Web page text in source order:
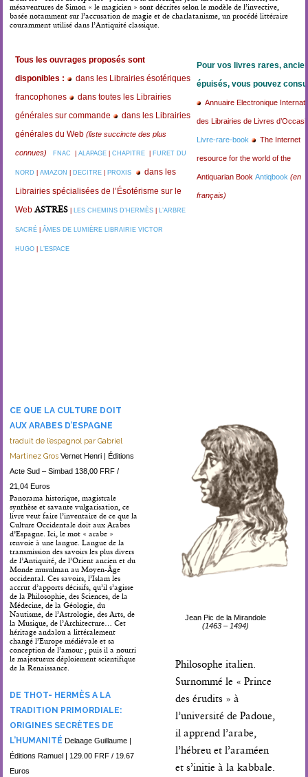
mésaventures de Simon « le magicien » sont décrites selon le modèle de l’invective,
basée notamment sur l’accusation de magie et de charlatanisme, un procédé littéraire
couramment utilisé dans l’Antiquité classique.
Pour vos livres rares,
épuisés, vous pouvez
Annuaire Electronique
des Librairies de Livres
Livre-rare-book The Internet
resource for the world of the
Antiquarian BookAntiqbook (en
français)
Tous les ouvrages proposés sont
disponibles :
dans les Librairies ésotériques
francophones
dans toutes les Librairies
générales sur commande
dans les Librairies
générales du Web(liste succincte des plus
connues) FNAC |ALAPAGE |CHAPITRE FURET DU
NORD |AMAZON DECITRE PROXIS
dans les
Librairies spécialisées de l’Ésotérisme sur le
Web ASTRES LES CHEMINS D’HERMÈS L’ARBRE
SACRÉ |ÂMES DE LUMIÈRE LIBRAIRIE VICTOR
HUGO L’ESPACE
Jean Pic de la Mirandole
(1463 – 1494)
Philosophe italien.
Surnommé le « Prince
des érudits » à
l’université de Padoue,
il apprend l’arabe,
l’hébreu et l’araméen
et s’initie à la kabbale.
CE QUE LA CULTURE DOIT
AUX ARABES D’ESPAGNE
traduit de l’espagnol par Gabriel
Martinez Gros Vernet Henri | Éditions
Acte Sud – Simbad 138,00 FRF /
21,04 Euros
Panorama historique, magistrale
synthèse et savante vulgarisation, ce
livre veut faire l’inventaire de ce que la
Culture Occidentale doit aux Arabes
d’Espagne. Ici, le mot « arabe »
renvoie à une langue. Langue de la
transmission des savoirs les plus divers
de l’Antiquité, de l’Orient ancien et du
Monde musulman au Moyen-Âge
occidental. Ces savoirs, l’Islam les
accrut d’apports décisifs, qu’il s’agisse
de la Philosophie, des Sciences, de la
Médecine, de la Géologie, du
Nautisme, de l’Astrologie, des Arts, de
la Musique, de l’Architecture… Cet
héritage andalou a littéralement
changé l’Europe médiévale et sa
conception de l’amour ; puis il a nourri
le majestueux déploiement scientifique
de la Renaissance.
DE THOT- HERMÈS A LA
TRADITION PRIMORDIALE:
ORIGINES SECRÈTES DE
L’HUMANITÉDelaage Guillaume |
Éditions Ramuel | 129.00 FRF / 19.67
Euros